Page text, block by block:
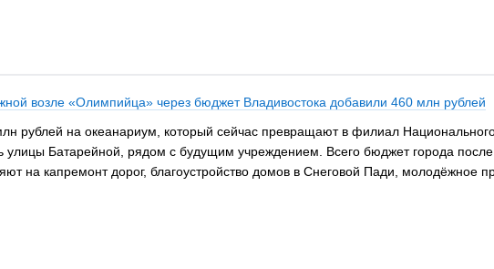
возле «Олимпийца» через бюджет Владивостока добавили 460 млн рублей
рублей на океанариум, который сейчас превращают в филиал
улицы Батарейной, рядом с будущим учреждением. Всего бюджет города
на капремонт дорог, благоустройство домов в Снеговой Пади, молодёжное